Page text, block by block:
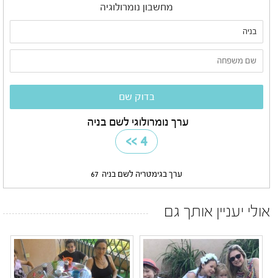
מחשבון נומרולוגיה
ערך נומרולוגי לשם בניה
4
>>
ערך בגימטריה לשם בניה 67
אולי יעניין אותך גם